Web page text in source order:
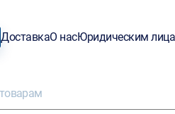
ДоставкаО насЮридическим